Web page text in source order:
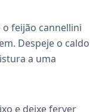
o feijão cannellini
Despeje o caldo
a uma
e deixe ferver